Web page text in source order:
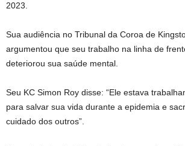
2023.
Sua audiência no Tribunal da Coroa de
argumentou que seu trabalho na linha de
deteriorou sua saúde mental.
Seu KC Simon Roy disse: “Ele estava
para salvar sua vida durante a epidemia e
cuidado dos outros”.